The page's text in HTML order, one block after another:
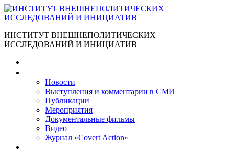
ИНСТИТУТ ВНЕШНЕПОЛИТИЧЕСКИХ
ИССЛЕДОВАНИЙ И ИНИЦИАТИВ
Новости
Выступления и коммента­рии в СМИ
Публикации
Мероприятия
Документальные фильмы
Видео
Журнал «Covert Action»